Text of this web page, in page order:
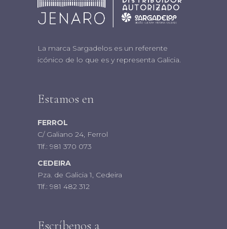
La marca Sargadelos es un referente
icónico de lo que es y representa Galicia.
Estamos en
FERROL
C/ Galiano 24, Ferrol
Tlf.: 981 370 073
CEDEIRA
Pza. de Galicia 1, Cedeira
Tlf.: 981 482 312
Escríbenos a